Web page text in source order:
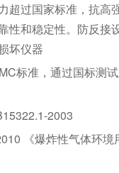
超过国家标准，抗高
性和稳定性。防反接
坏仪器
标准，通过国标测
2003
《爆炸性气体环境